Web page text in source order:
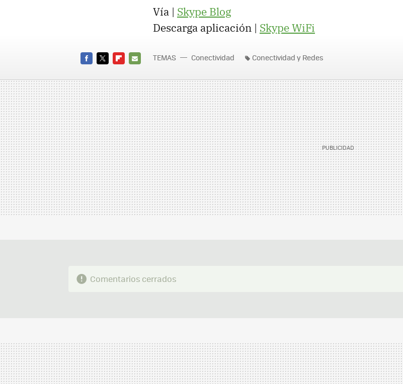
Vía | Skype Blog
Descarga aplicación | Skype WiFi
MAIL
TEMAS Conectividad Conectividad y Redes
Comentarios cerrados